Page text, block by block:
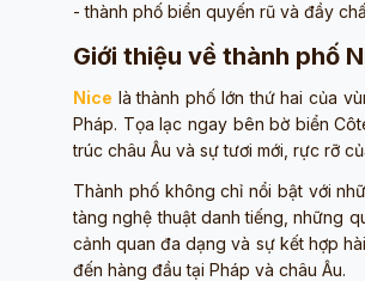
- thành phố biển quyến rũ và đầy
Giới thiệu về thành phố
Nice là thành phố lớn thứ hai của
Pháp. Tọa lạc ngay bên bờ biển
trúc châu Âu và sự tươi mới, rực rỡ
Thành phố không chỉ nổi bật với
tàng nghệ thuật danh tiếng, những
cảnh quan đa dạng và sự kết hợp
đến hàng đầu tại Pháp và châu Âu.